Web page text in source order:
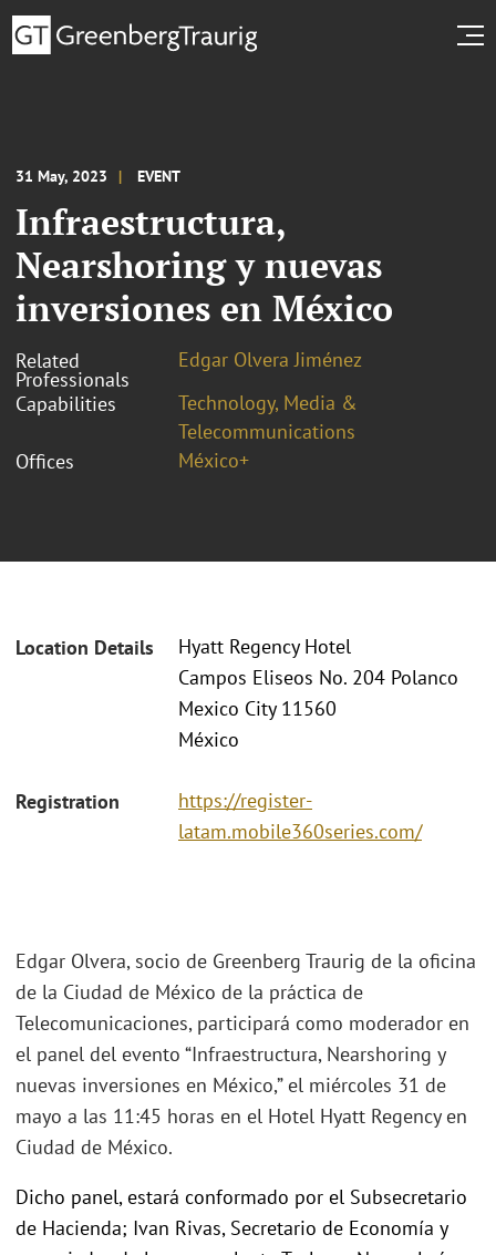
31 May, 2023 EVENT
Infraestructura,
Nearshoring y nuevas
inversiones en México
Related
Professionals
Edgar Olvera Jiménez
Capabilities
Technology, Media &
Telecommunications
Offices
México+
Location Details
Hyatt Regency Hotel
Campos Eliseos No. 204 Polanco
Mexico City 11560
México
Registration
https://register-
latam.mobile360series.com/
Edgar Olvera, socio de Greenberg Traurig de la oficina
de la Ciudad de México de la práctica de
Telecomunicaciones, participará como moderador en
el panel del evento “Infraestructura, Nearshoring y
nuevas inversiones en México,” el miércoles 31 de
mayo a las 11:45 horas en el Hotel Hyatt Regency en
Ciudad de México.
Dicho panel, estará conformado por el Subsecretario
de Hacienda; Ivan Rivas, Secretario de Economía y